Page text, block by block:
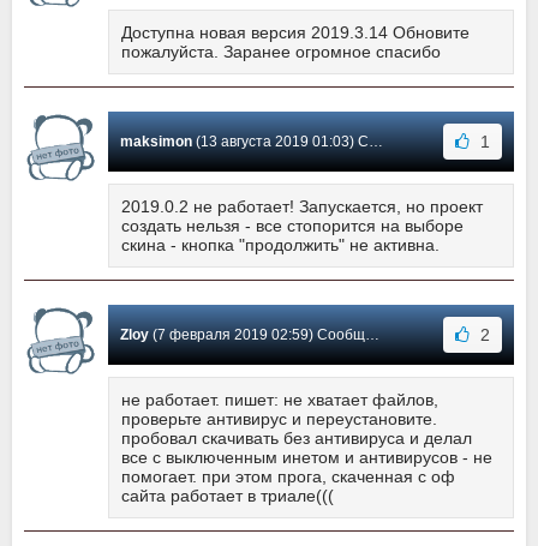
Доступна новая версия 2019.3.14 Обновите
пожалуйста. Заранее огромное спасибо
maksimon(13 августа 2019 01:03) Сообщение #24 1
2019.0.2 не работает! Запускается, но проект
создать нельзя - все стопорится на выборе
скина - кнопка "продолжить" не активна.
Zloy(7 февраля 2019 02:59) Сообщение #23 2
не работает. пишет: не хватает файлов,
проверьте антивирус и переустановите.
пробовал скачивать без антивируса и делал
все с выключенным инетом и антивирусов - не
помогает. при этом прога, скаченная с оф
сайта работает в триале(((